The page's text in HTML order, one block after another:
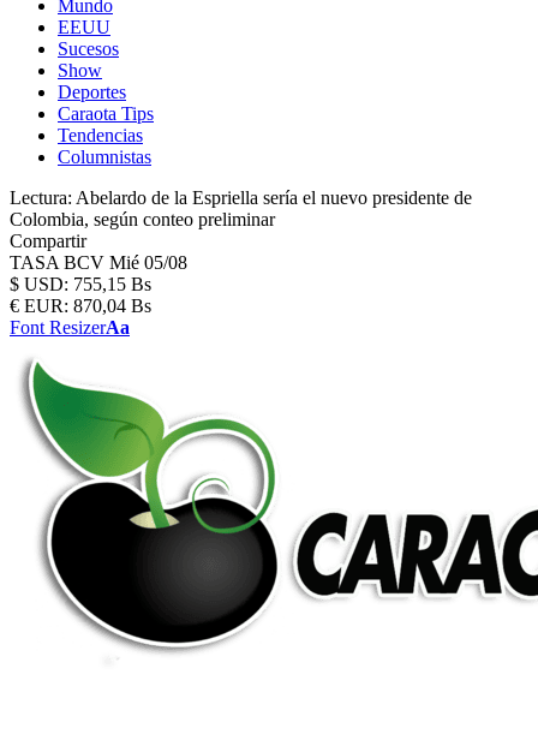
Mundo
EEUU
Sucesos
Show
Deportes
Caraota Tips
Tendencias
Columnistas
Lectura: Abelardo de la Espriella sería el nuevo presidente de
Colombia, según conteo preliminar
Compartir
TASA BCV Mié 05/08
$ USD: 755,15 Bs
€ EUR: 870,04 Bs
Font ResizerAa